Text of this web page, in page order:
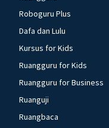
Roboguru Plus
Dafa dan Lulu
Kursus for Kids
Ruangguru for Kids
Ruangguru for Business
Ruanguji
Ruangbaca